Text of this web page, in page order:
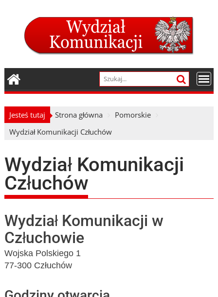
Jesteś tutaj Strona główna
Pomorskie
Wydział Komunikacji Człuchów
Wydział Komunikacji
Człuchów
Wydział Komunikacji w
Człuchowie
Wojska Polskiego 1
77-300 Człuchów